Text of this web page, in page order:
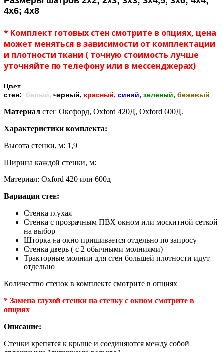
4х6; 4х8
* Комплект готовых стен смотрите в опциях, цена
может меняться в зависимости от комплектации
и плотности ткани ( точную стоимость лучше
уточняйте по телефону или в мессенджерах)
Цвет
стен: белый, черный, красный, синий, зеленый, бежевый
Материал стен Оксфорд, Oxford 420Д, Oxford 600Д.
Характеристики комплекта:
Высота стенки, м: 1,9
Ширина каждой стенки, м:
Материал: Oxford 420 или 600д
Вариации стен:
Стенка глухая
Стенка с прозрачным ПВХ окном или москитной сеткой
на выбор
Шторка на окно пришивается отдельно по запросу
Стенка дверь ( с 2 обычными молниями)
Тракторные молнии для стен большей плотности идут
отдельно
Количество стенок в комплекте смотрите в опциях
* Замена глухой стенки на стенку с окном смотрите в
опциях
Описание:
Стенки крепятся к крыше и соединяются между собой